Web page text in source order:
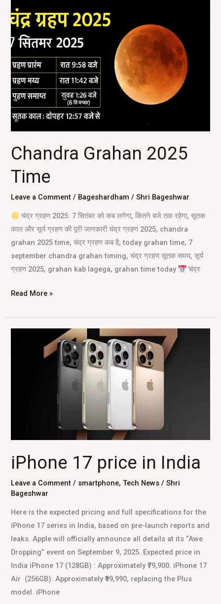
Chandra Grahan 2025
Time
Leave a Comment / Bageshardham /Shri Bageshwar
चंद्र ग्रहण 2025: 7 सितंबर को कब लगेगा, कितने बजे तक रहेगा, सूतक
काल और सूर्य ग्रहण की पूरी जानकारी चंद्र ग्रहण 2025, chandra
grahan 2025 time, चंद्र ग्रहण कब है, today grahan time, 7
september chandra grahan timing, चंद्र ग्रहण सूतक समय, सूर्य
ग्रहण 2025, grahan kab lagega, grahan time today
चंद्र
Grahan
2025
Time
Read More »
iPhone 17 price in India
Leave a Comment / smartphone,Tech News /Shri
Bageshwar
Here is the expected pricing and full specifications for the
iPhone 17 series in India, based on pre-launch reports and
leaks. Apple will officially announce all details at its “Awe
Dropping” event on September 9, 2025. Expected price in
India iPhone 17 (128GB) : Approximately ₹79,900. iPhone 17
Air (256GB): Approximately ₹99,990, replacing the Plus
model. iPhone